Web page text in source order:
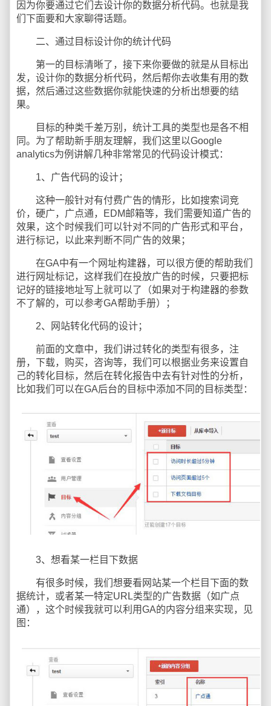
因为你要通过它们去设计你的数据分析代码。也就是我
们下面要和大家聊得话题。
二、通过目标设计你的统计代码
第一的目标清晰了，接下来你要做的就是从目标出
发，设计你的数据分析代码，然后帮你去收集有用的数
据，然后通过这些数据你就能快速的分析出想要的结
果。
目标的种类千差万别，统计工具的类型也是各不相
同。为了帮助新手朋友理解，我们这里以Google
analytics为例讲解几种非常常见的代码设计模式：
1、广告代码的设计；
这种一般针对有付费广告的情形，比如搜索词竞
价，硬广，广点通，EDM邮箱等，我们需要知道广告的
效果，这个时候我们可以针对不同的广告形式和平台，
进行标记，以此来判断不同广告的效果；
在GA中有一个网址构建器，可以很方便的帮助我们
进行网址标记，这样我们在投放广告的时候，只要把标
记好的链接地址写上就可以了（如果对于构建器的参数
不了解的，可以参考GA帮助手册）；
2、网站转化代码的设计；
前面的文章中，我们讲过转化的类型有很多，注
册，下载，购买，咨询等，我们可以根据业务来设置自
己的转化目标，然后在转化报告中去有针对性的分析，
比如我们可以在GA后台的目标中添加不同的目标类型：
3、想看某一栏目下数据
有很多时候，我们想要看网站某一个栏目下面的数
据统计，或者某一特定URL类型的广告数据（如广点
通），这个时候我就可以利用GA的内容分组来实现，见
图：